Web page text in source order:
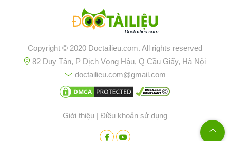
Copyright © 2020 Doctailieu.com. All rights reserved
82 Duy Tân, P Dịch Vọng Hậu, Q Cầu Giấy, Hà Nội
doctailieu.com@gmail.com
Giới thiệu | Điều khoản sử dụng